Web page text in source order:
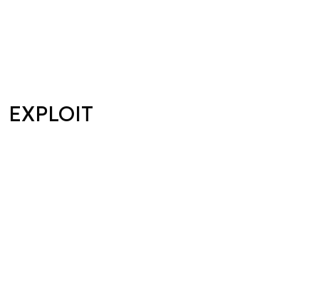
EXPLOIT